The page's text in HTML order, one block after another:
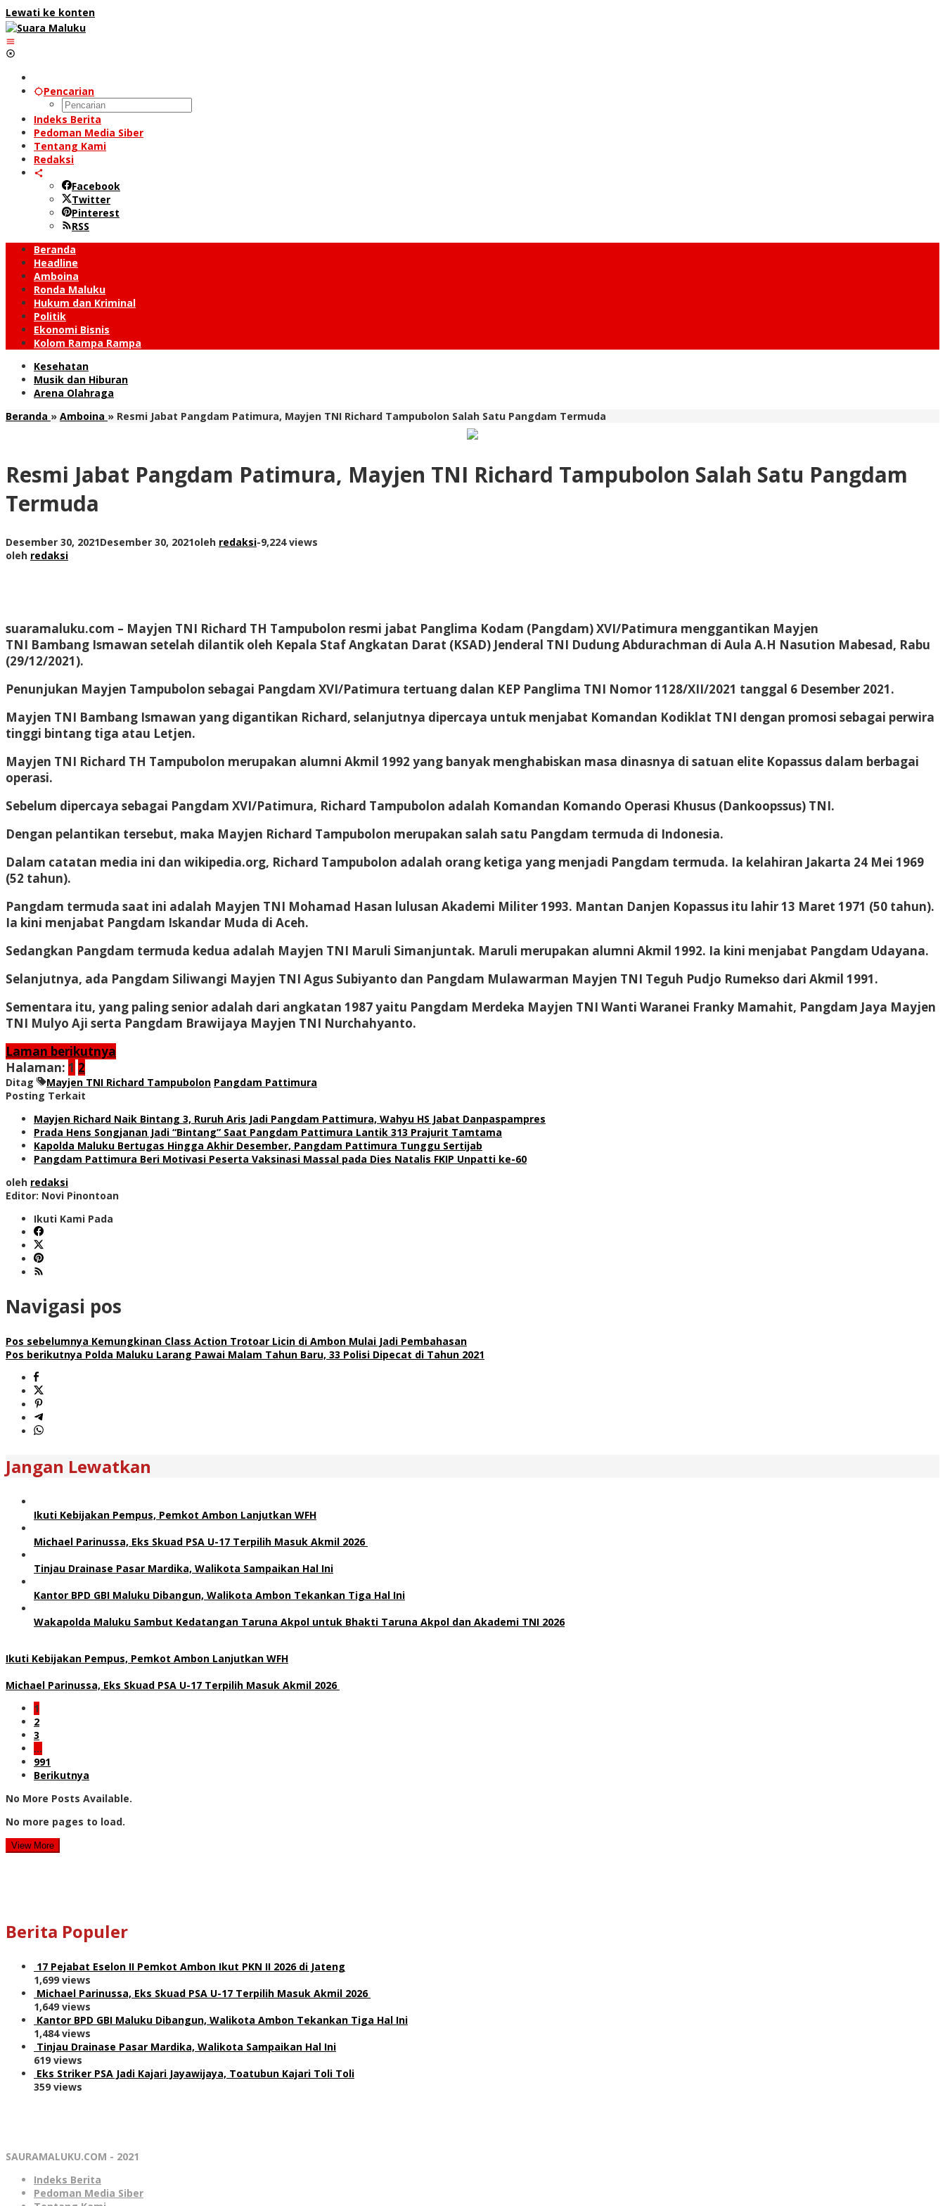
Lewati ke konten
Pencarian
Indeks Berita
Pedoman Media Siber
Tentang Kami
Redaksi
Facebook
Twitter
Pinterest
RSS
Beranda
Headline
Amboina
Ronda Maluku
Hukum dan Kriminal
Politik
Ekonomi Bisnis
Kolom Rampa Rampa
Kesehatan
Musik dan Hiburan
Arena Olahraga
Beranda » Amboina » Resmi Jabat Pangdam Patimura, Mayjen TNI Richard Tampubolon Salah Satu Pangdam Termuda
Resmi Jabat Pangdam Patimura, Mayjen TNI Richard Tampubolon Salah Satu Pangdam
Termuda
Desember 30, 2021Desember 30, 2021oleh redaksi-9,224 views
oleh redaksi
suaramaluku.com – Mayjen TNI Richard TH Tampubolon resmi jabat Panglima Kodam (Pangdam) XVI/Patimura menggantikan Mayjen
TNI Bambang Ismawan setelah dilantik oleh Kepala Staf Angkatan Darat (KSAD) Jenderal TNI Dudung Abdurachman di Aula A.H Nasution Mabesad, Rabu
(29/12/2021).
Penunjukan Mayjen Tampubolon sebagai Pangdam XVI/Patimura tertuang dalan KEP Panglima TNI Nomor 1128/XII/2021 tanggal 6 Desember 2021.
Mayjen TNI Bambang Ismawan yang digantikan Richard, selanjutnya dipercaya untuk menjabat Komandan Kodiklat TNI dengan promosi sebagai perwira
tinggi bintang tiga atau Letjen.
Mayjen TNI Richard TH Tampubolon merupakan alumni Akmil 1992 yang banyak menghabiskan masa dinasnya di satuan elite Kopassus dalam berbagai
operasi.
Sebelum dipercaya sebagai Pangdam XVI/Patimura, Richard Tampubolon adalah Komandan Komando Operasi Khusus (Dankoopssus) TNI.
Dengan pelantikan tersebut, maka Mayjen Richard Tampubolon merupakan salah satu Pangdam termuda di Indonesia.
Dalam catatan media ini dan wikipedia.org, Richard Tampubolon adalah orang ketiga yang menjadi Pangdam termuda. Ia kelahiran Jakarta 24 Mei 1969
(52 tahun).
Pangdam termuda saat ini adalah Mayjen TNI Mohamad Hasan lulusan Akademi Militer 1993. Mantan Danjen Kopassus itu lahir 13 Maret 1971 (50 tahun).
Ia kini menjabat Pangdam Iskandar Muda di Aceh.
Sedangkan Pangdam termuda kedua adalah Mayjen TNI Maruli Simanjuntak. Maruli merupakan alumni Akmil 1992. Ia kini menjabat Pangdam Udayana.
Selanjutnya, ada Pangdam Siliwangi Mayjen TNI Agus Subiyanto dan Pangdam Mulawarman Mayjen TNI Teguh Pudjo Rumekso dari Akmil 1991.
Sementara itu, yang paling senior adalah dari angkatan 1987 yaitu Pangdam Merdeka Mayjen TNI Wanti Waranei Franky Mamahit, Pangdam Jaya Mayjen
TNI Mulyo Aji serta Pangdam Brawijaya Mayjen TNI Nurchahyanto.
Laman berikutnya
Halaman: 1 2
Ditag Mayjen TNI Richard Tampubolon Pangdam Pattimura
Posting Terkait
Mayjen Richard Naik Bintang 3, Ruruh Aris Jadi Pangdam Pattimura, Wahyu HS Jabat Danpaspampres
Prada Hens Songjanan Jadi “Bintang” Saat Pangdam Pattimura Lantik 313 Prajurit Tamtama
Kapolda Maluku Bertugas Hingga Akhir Desember, Pangdam Pattimura Tunggu Sertijab
Pangdam Pattimura Beri Motivasi Peserta Vaksinasi Massal pada Dies Natalis FKIP Unpatti ke-60
oleh redaksi
Editor: Novi Pinontoan
Ikuti Kami Pada
Navigasi pos
Pos sebelumnya Kemungkinan Class Action Trotoar Licin di Ambon Mulai Jadi Pembahasan
Pos berikutnya Polda Maluku Larang Pawai Malam Tahun Baru, 33 Polisi Dipecat di Tahun 2021
Jangan Lewatkan
Ikuti Kebijakan Pempus, Pemkot Ambon Lanjutkan WFH
Michael Parinussa, Eks Skuad PSA U-17 Terpilih Masuk Akmil 2026
Tinjau Drainase Pasar Mardika, Walikota Sampaikan Hal Ini
Kantor BPD GBI Maluku Dibangun, Walikota Ambon Tekankan Tiga Hal Ini
Wakapolda Maluku Sambut Kedatangan Taruna Akpol untuk Bhakti Taruna Akpol dan Akademi TNI 2026
Ikuti Kebijakan Pempus, Pemkot Ambon Lanjutkan WFH
Michael Parinussa, Eks Skuad PSA U-17 Terpilih Masuk Akmil 2026
1
2
3
…
991
Berikutnya
No More Posts Available.
No more pages to load.
View More
Berita Populer
17 Pejabat Eselon II Pemkot Ambon Ikut PKN II 2026 di Jateng
1,699 views
Michael Parinussa, Eks Skuad PSA U-17 Terpilih Masuk Akmil 2026
1,649 views
Kantor BPD GBI Maluku Dibangun, Walikota Ambon Tekankan Tiga Hal Ini
1,484 views
Tinjau Drainase Pasar Mardika, Walikota Sampaikan Hal Ini
619 views
Eks Striker PSA Jadi Kajari Jayawijaya, Toatubun Kajari Toli Toli
359 views
SAURAMALUKU.COM - 2021
Indeks Berita
Pedoman Media Siber